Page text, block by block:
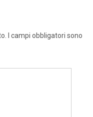
I campi obbligatori sono